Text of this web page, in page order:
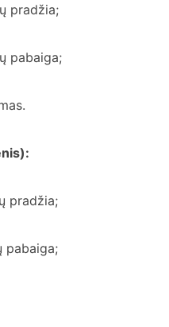
pradžia;
pabaiga;
pradžia;
pabaiga;